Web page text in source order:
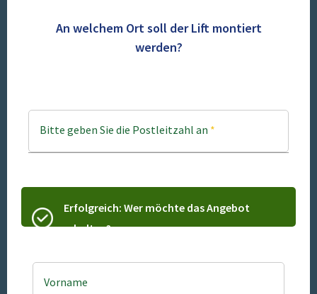
An welchem Ort soll der Lift montiert
werden?
Bitte geben Sie die Postleitzahl an *
Erfolgreich: Wer möchte das Angebot
erhalten?
Vorname